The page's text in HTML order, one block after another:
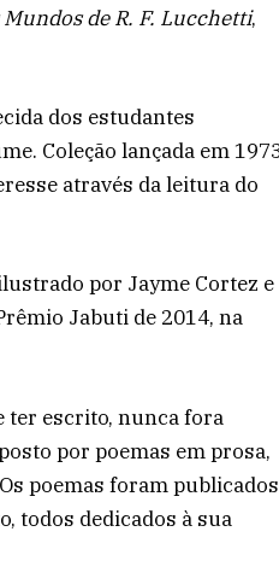
Mundos de R. F. Lucchetti,
dos estudantes
Coleção lançada em
através da leitura do
por Jayme Cortez e
Jabuti de 2014, na
ter escrito, nunca fora
por poemas em prosa,
poemas foram publicados
todos dedicados à sua